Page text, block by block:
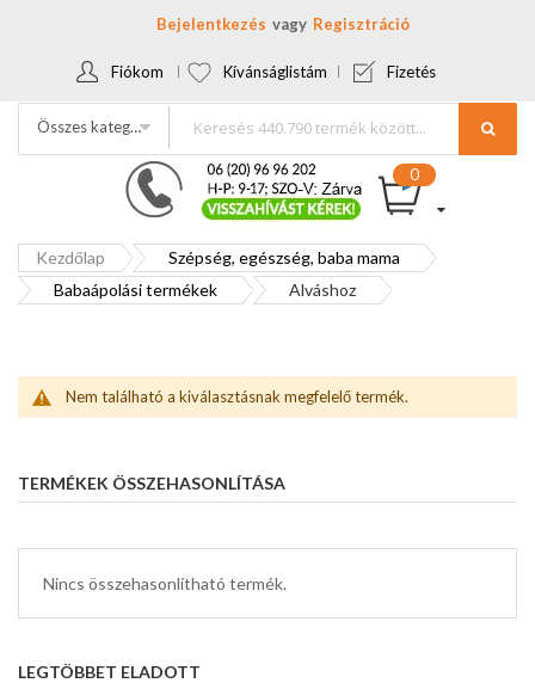
Bejelentkezés Regisztráció
Fiókom Kívánságlistám Fizetés
Összes kategória
Kezdőlap
Szépség, egészség, baba mama
Babaápolási termékek
Alváshoz
Nem található a kiválasztásnak megfelelő termék.
TERMÉKEK ÖSSZEHASONLÍTÁSA
Nincs összehasonlítható termék.
LEGTÖBBET ELADOTT